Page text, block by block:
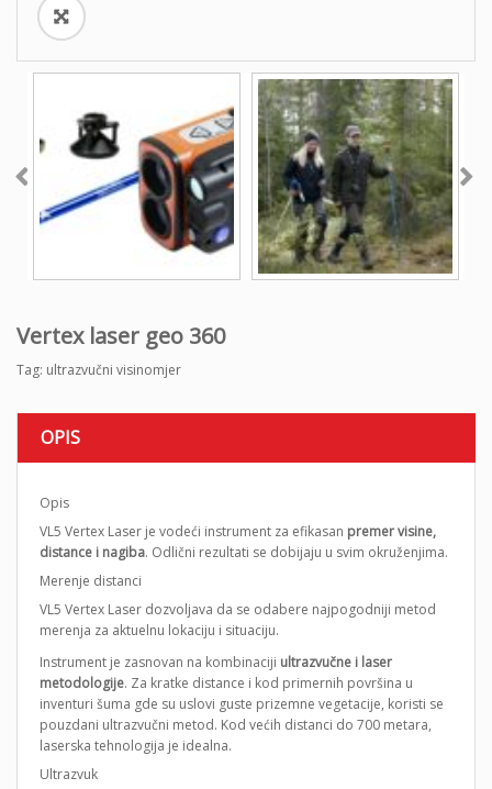
Vertex laser geo 360
Tag: ultrazvučni visinomjer
OPIS
Opis
VL5 Vertex Laser je vodeći instrument za efikasan premer visine,
distance i nagiba. Odlični rezultati se dobijaju u svim okruženjima.
Merenje distanci
VL5 Vertex Laser dozvoljava da se odabere najpogodniji metod
merenja za aktuelnu lokaciju i situaciju.
Instrument je zasnovan na kombinaciji ultrazvučne i laser
metodologije. Za kratke distance i kod primernih površina u
inventuri šuma gde su uslovi guste prizemne vegetacije, koristi se
pouzdani ultrazvučni metod. Kod većih distanci do 700 metara,
laserska tehnologija je idealna.
Ultrazvuk